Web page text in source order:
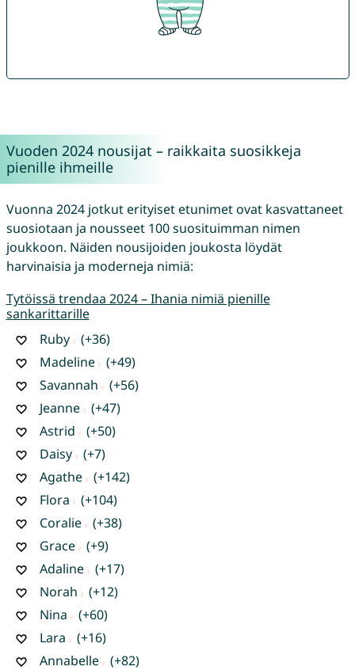
Vuoden 2024 nousijat – raikkaita suosikkeja
pienille ihmeille
Vuonna 2024 jotkut erityiset etunimet ovat kasvattaneet
suosiotaan ja nousseet 100 suosituimman nimen
joukkoon. Näiden nousijoiden joukosta löydät
harvinaisia ja moderneja nimiä:
Tytöissä trendaa 2024 – Ihania nimiä pienille
sankarittarille
Ruby
(+36)
Madeline
(+49)
Savannah
(+56)
Jeanne
(+47)
Astrid
(+50)
Daisy
(+7)
Agathe
(+142)
Flora
(+104)
Coralie
(+38)
Grace
(+9)
Adaline
(+17)
Norah
(+12)
Nina
(+60)
Lara
(+16)
Annabelle
(+82)